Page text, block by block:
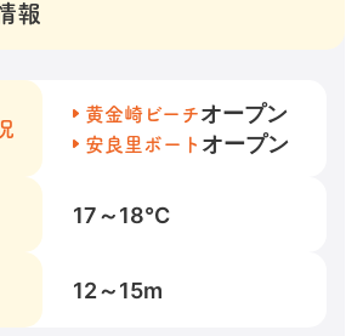
報
黄金崎ビーチオープン
安良里ボート オープン
17～18℃
12～15m